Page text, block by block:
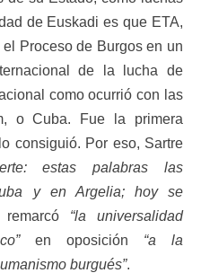
de Euskadi es que ETA,
Proceso de Burgos en un
de la lucha de
como ocurrió con las
o Cuba. Fue la primera
consiguió. Por eso, Sartre
estas palabras las
y en Argelia; hoy se
“la universalidad
en oposición “a la
burgués”.